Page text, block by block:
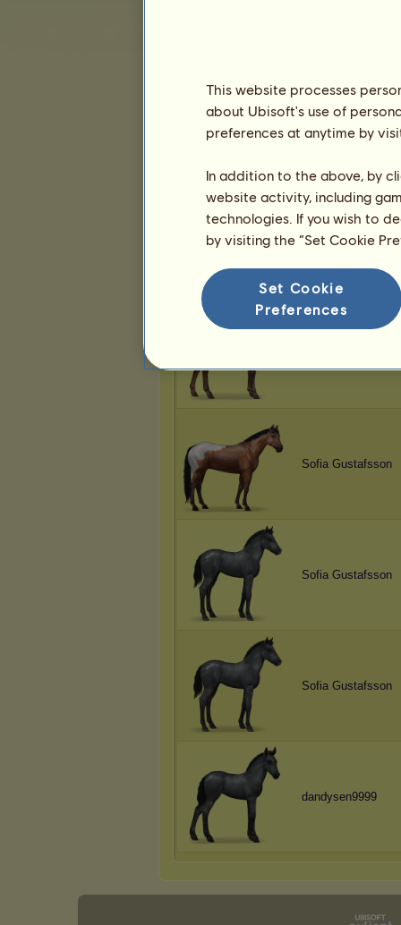
Sofia Gustafsson
Sofia Gustafsson
Sofia Gustafsson
Sofia Gustafsson
Sofia Gustafsson
dandysen9999
This website processes
about Ubisoft's use of
preferences at anytime by
In addition to the above, by
website activity, including
technologies. If you wish to
by visiting the “Set Cookie
Set Cookie
Preferences